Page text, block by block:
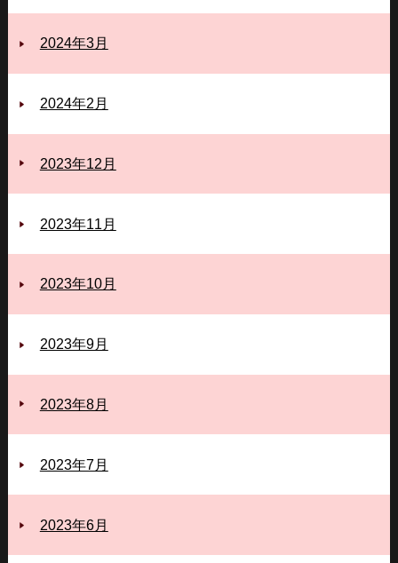
2024年3月
2024年2月
2023年12月
2023年11月
2023年10月
2023年9月
2023年8月
2023年7月
2023年6月